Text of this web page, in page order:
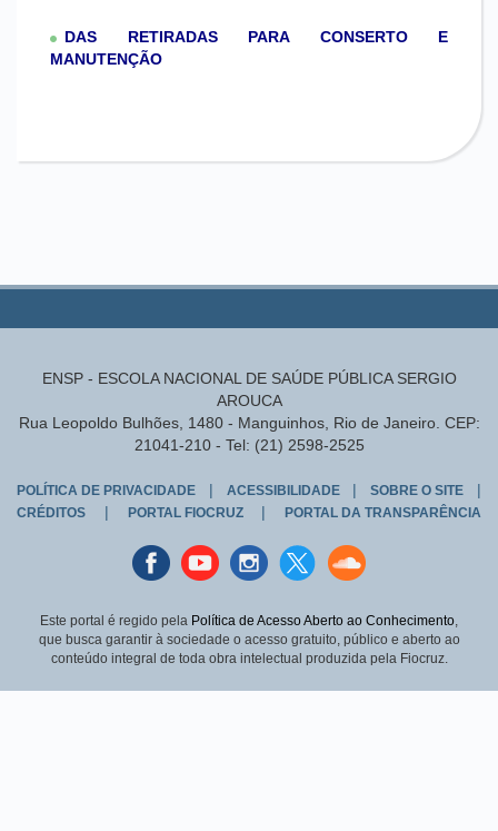
DAS RETIRADAS PARA CONSERTO E
MANUTENÇÃO
ENSP - ESCOLA NACIONAL DE SAÚDE PÚBLICA SERGIO
AROUCA
Rua Leopoldo Bulhões, 1480 - Manguinhos, Rio de Janeiro. CEP:
21041-210 - Tel: (21) 2598-2525
POLÍTICA DE PRIVACIDADE | ACESSIBILIDADE | SOBRE O SITE |
CRÉDITOS | PORTAL FIOCRUZ | PORTAL DA TRANSPARÊNCIA
FacebookyoutubeinstagranTwitterSound
cloud
Este portal é regido pela Política de Acesso Aberto ao Conhecimento,
que busca garantir à sociedade o acesso gratuito, público e aberto ao
conteúdo integral de toda obra intelectual produzida pela Fiocruz.